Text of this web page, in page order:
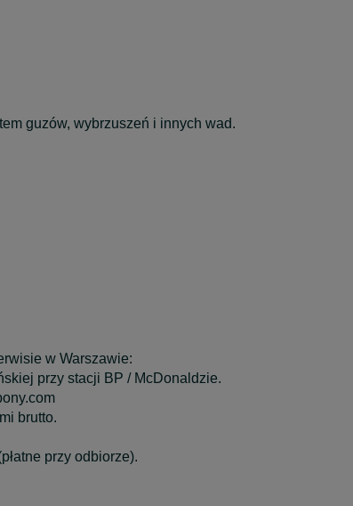
guzów, wybrzuszeń i innych wad.
w Warszawie:
przy stacji BP / McDonaldzie.
brutto.
przy odbiorze).